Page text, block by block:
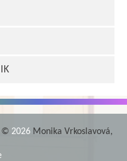
© 2026 Monika Vrkoslavová,